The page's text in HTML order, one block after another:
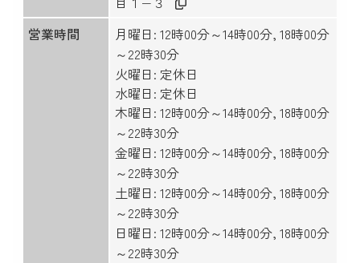
営業時間
月曜日: 12時00分～14時00分, 18時00分
～22時30分
火曜日: 定休日
水曜日: 定休日
木曜日: 12時00分～14時00分, 18時00分
～22時30分
金曜日: 12時00分～14時00分, 18時00分
～22時30分
土曜日: 12時00分～14時00分, 18時00分
～22時30分
日曜日: 12時00分～14時00分, 18時00分
～22時30分